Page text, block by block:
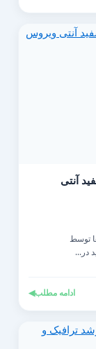
آنتی‌
ادامه مطلب◀